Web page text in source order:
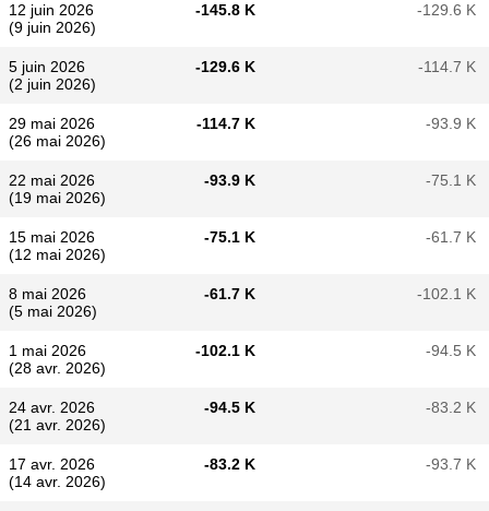
12 juin 2026
(9 juin 2026)
-145.8 K -129.6 K
5 juin 2026
(2 juin 2026)
-129.6 K -114.7 K
29 mai 2026
(26 mai 2026)
-114.7 K -93.9 K
22 mai 2026
(19 mai 2026)
-93.9 K -75.1 K
15 mai 2026
(12 mai 2026)
-75.1 K -61.7 K
8 mai 2026
(5 mai 2026)
-61.7 K -102.1 K
1 mai 2026
(28 avr. 2026)
-102.1 K -94.5 K
24 avr. 2026
(21 avr. 2026)
-94.5 K -83.2 K
17 avr. 2026
(14 avr. 2026)
-83.2 K -93.7 K